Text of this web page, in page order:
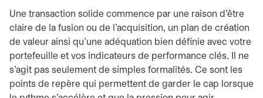
Une transaction solide commence par une raison d’être
claire de la fusion ou de l’acquisition, un plan de création
de valeur ainsi qu’une adéquation bien définie avec votre
portefeuille et vos indicateurs de performance clés. Il ne
s’agit pas seulement de simples formalités. Ce sont les
points de repère qui permettent de garder le cap lorsque